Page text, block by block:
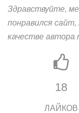
Здравствуйте,
понравился
качестве автора
18
ЛАЙКОВ